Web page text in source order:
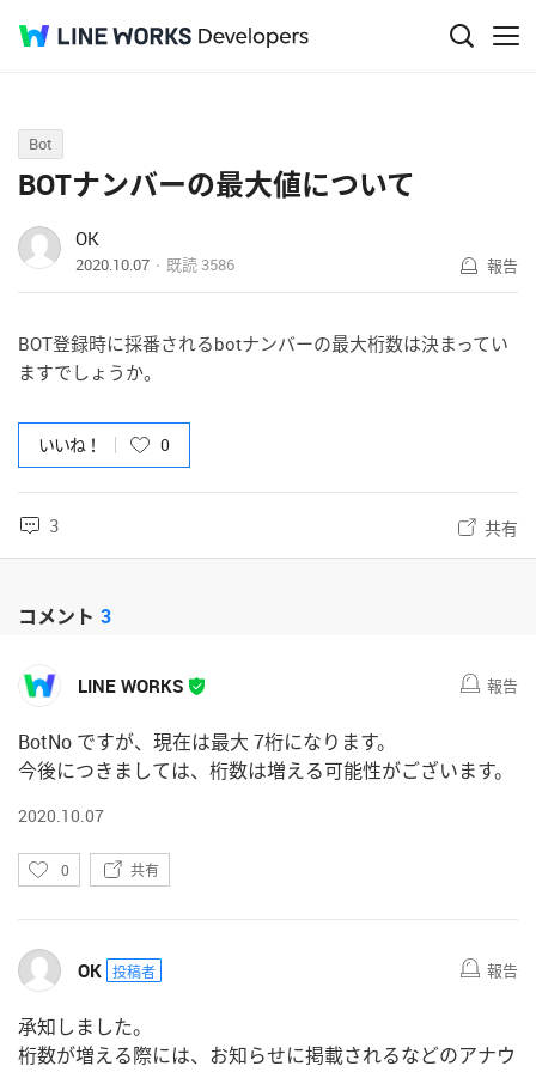
Q&A
Bot
BOTナンバーの最大値について
OK
2020.10.07 既読 3586 報告
BOT登録時に採番されるbotナンバーの最大桁数は決まってい
ますでしょうか。
いいね！ 0
3 共有
コメント 3
LINE WORKS 報告
BotNo ですが、現在は最大 7桁になります。
今後につきましては、桁数は増える可能性がございます。
2020.10.07
い
0 共有
OK 投稿者 報告
承知しました。
桁数が増える際には、お知らせに掲載されるなどのアナウ